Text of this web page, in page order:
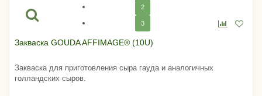
2
3
Закваска GOUDA AFFIMAGE® (10U)
Закваска для приготовления сыра гауда и аналогичных
голландских сыров.